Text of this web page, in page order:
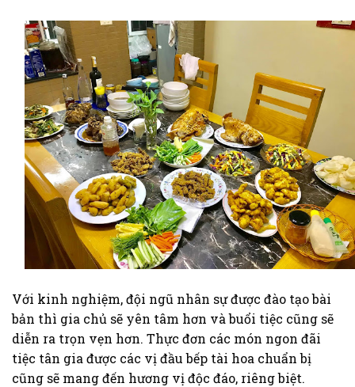
Với kinh nghiệm, đội ngũ nhân sự được đào tạo bài
bản thì gia chủ sẽ yên tâm hơn và buổi tiệc cũng sẽ
diễn ra trọn vẹn hơn. Thực đơn các món ngon đãi
tiệc tân gia được các vị đầu bếp tài hoa chuẩn bị
cũng sẽ mang đến hương vị độc đáo, riêng biệt.